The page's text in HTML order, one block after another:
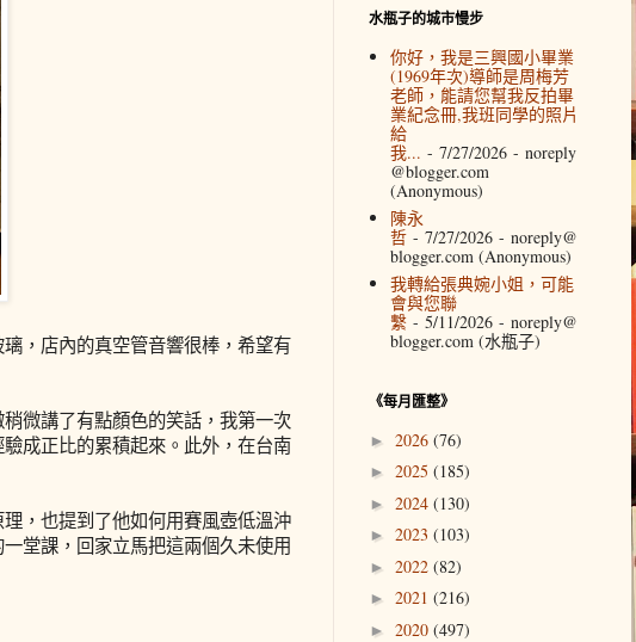
，店內的真空管音響很棒，希望有
微講了有點顏色的笑話，我第一次
成正比的累積起來。此外，在台南
，也提到了他如何用賽風壺低溫沖
堂課，回家立馬把這兩個久未使用
水瓶子的城市慢步
你好，我是三興國小畢業
(1969年次)導師是周梅芳
老師，能請您幫我反拍畢
業紀念冊,我班同學的照片
給
我... - 7/27/2026- noreply
@blogger.com
(Anonymous)
陳永
哲- 7/27/2026- noreply@
blogger.com (Anonymous)
我轉給張典婉小姐，可能
會與您聯
繫- 5/11/2026- noreply@
blogger.com (水瓶子)
《每月匯整》
► 2026 (76)
► 2025 (185)
► 2024 (130)
► 2023 (103)
► 2022 (82)
► 2021 (216)
► 2020 (497)